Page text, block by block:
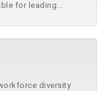
for leading...
diversity